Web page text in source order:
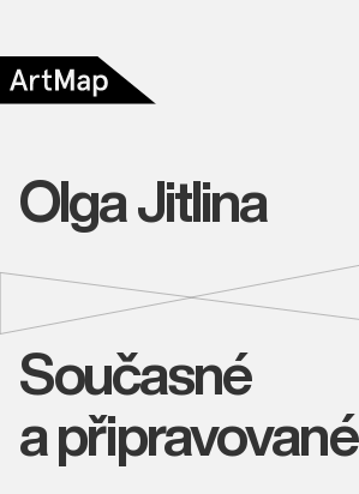
Olga Jitlina
Současné
a připravované